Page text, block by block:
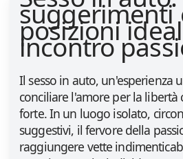
suggerimenti
posizioni
incontro
Il sesso in auto, un'esperienza
conciliare l'amore per la libertà
forte. In un luogo isolato,
suggestivi, il fervore della
raggiungere vette